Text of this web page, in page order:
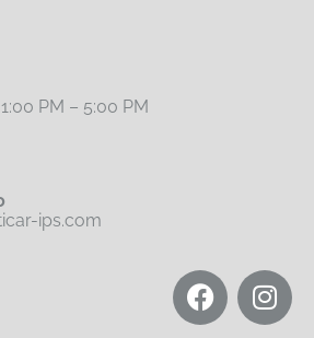
PM – 5:00 PM
ips.com